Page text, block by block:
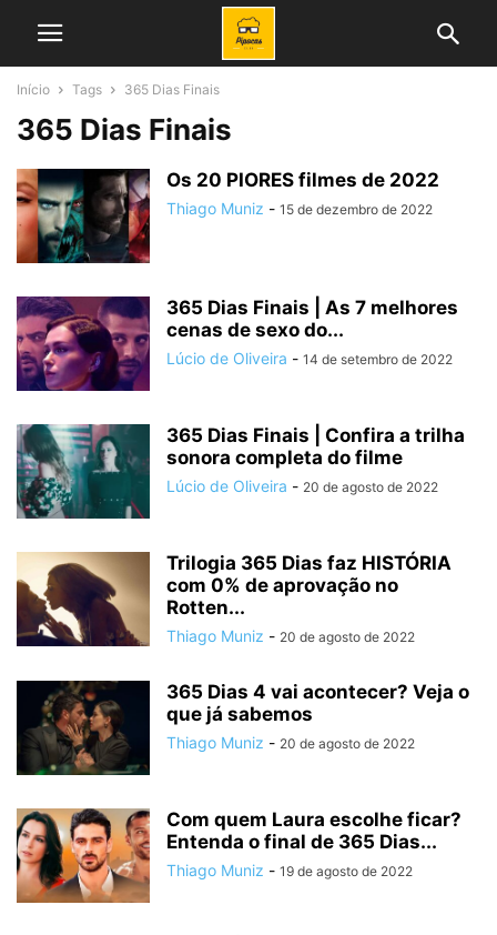
Início Tags 365 Dias Finais
365 Dias Finais
Os 20 PIORES filmes de 2022
Thiago Muniz - 15 de dezembro de 2022
365 Dias Finais | As 7 melhores
cenas de sexo do...
Lúcio de Oliveira - 14 de setembro de 2022
365 Dias Finais | Confira a trilha
sonora completa do filme
Lúcio de Oliveira - 20 de agosto de 2022
Trilogia 365 Dias faz HISTÓRIA
com 0% de aprovação no
Rotten...
Thiago Muniz - 20 de agosto de 2022
365 Dias 4 vai acontecer? Veja o
que já sabemos
Thiago Muniz - 20 de agosto de 2022
Com quem Laura escolhe ficar?
Entenda o final de 365 Dias...
Thiago Muniz - 19 de agosto de 2022